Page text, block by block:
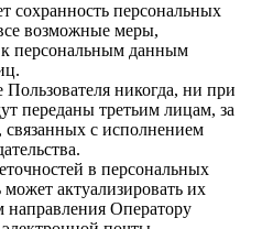
сохранность персональных
возможные меры,
персональным данным
никогда, ни при
переданы третьим лицам, за
с исполнением
в персональных
актуализировать их
направления Оператору